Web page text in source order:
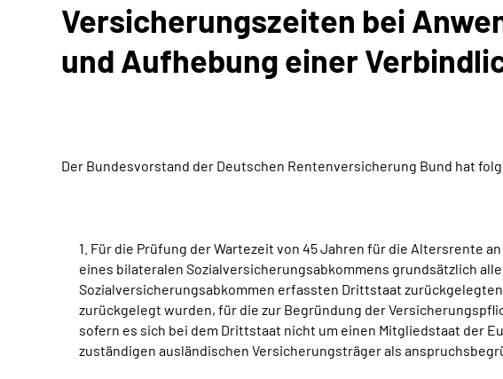
Versicherungszeiten bei
und Aufhebung einer
Der Bundesvorstand der Deutschen Rentenversicherung Bund hat
1. Für die Prüfung der Wartezeit von 45 Jahren für die Altersrente
eines bilateralen Sozialversicherungsabkommens grundsätzlich
Sozialversicherungsabkommen erfassten Drittstaat
zurückgelegt wurden, für die zur Begründung der
sofern es sich bei dem Drittstaat nicht um einen Mitgliedstaat der
zuständigen ausländischen Versicherungsträger als